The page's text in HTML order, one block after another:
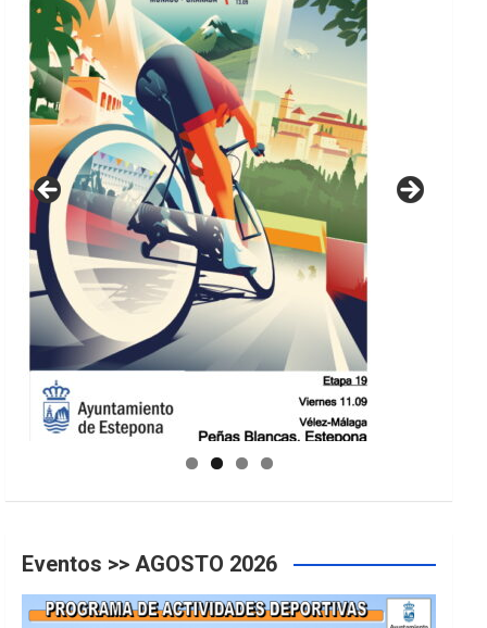
GUIA DE INSTALACIONES DEPORTIVAS
Eventos >> AGOSTO 2026